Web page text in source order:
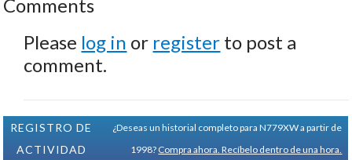
Comments
Please log in or register to post a
comment.
REGISTRO DE
ACTIVIDAD
¿Deseas un historial completo para N779XW a partir de
1998? Compra ahora. Recíbelo dentro de una hora.